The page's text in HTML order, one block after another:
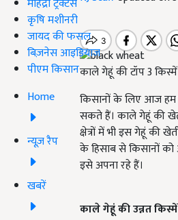
कृषि मशीनरी
जायद की फसल
बिज़नेस आइडियाज
पीएम किसान
Home
न्यूज़ रैप
खबरें
काले गेहूं की टॉप 3
किसानों के लिए आज
सकते हैं। काले गेहूं की
क्षेत्रों में भी इस गेहूं की
के हिसाब से किसानों
इसे अपना रहे हैं।
काले गेहूं की उन्नत